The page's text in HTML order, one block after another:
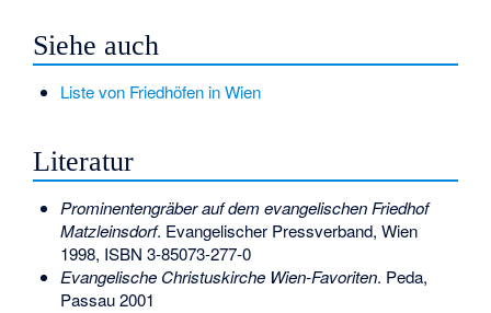
Siehe auch
Liste von Friedhöfen in Wien
Literatur
Prominentengräber auf dem evangelischen Friedhof
Matzleinsdorf. Evangelischer Pressverband, Wien
1998, ISBN 3-85073-277-0
Evangelische Christuskirche Wien-Favoriten. Peda,
Passau 2001